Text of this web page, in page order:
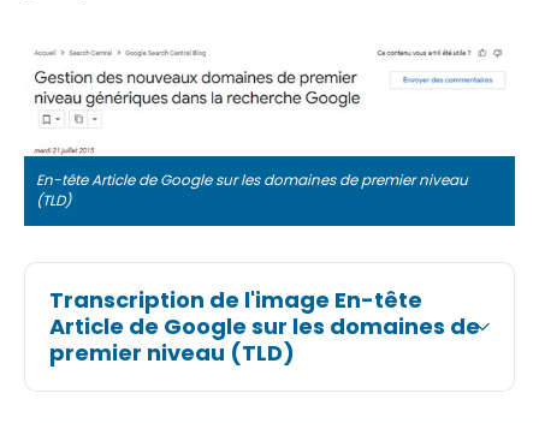
En-tête Article de Google sur les domaines de premier niveau
(TLD)
Transcription de l'image En-tête
Article de Google sur les domaines de
premier niveau (TLD)